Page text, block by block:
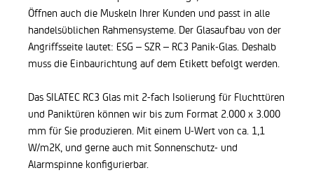
Öffnen auch die Muskeln Ihrer Kunden und passt in alle
handelsüblichen Rahmensysteme. Der Glasaufbau von der
Angriffsseite lautet: ESG – SZR – RC3 Panik-Glas. Deshalb
muss die Einbaurichtung auf dem Etikett befolgt werden.
Das SILATEC RC3 Glas mit 2-fach Isolierung für Fluchttüren
und Paniktüren können wir bis zum Format 2.000 x 3.000
mm für Sie produzieren. Mit einem U-Wert von ca. 1,1
W/m2K, und gerne auch mit Sonnenschutz- und
Alarmspinne konfigurierbar.